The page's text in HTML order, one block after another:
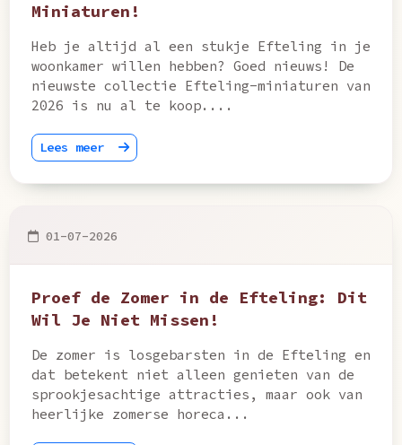
Miniaturen!
Heb je altijd al een stukje Efteling in je
woonkamer willen hebben? Goed nieuws! De
nieuwste collectie Efteling-miniaturen van
2026 is nu al te koop....
Lees meer
01-07-2026
Proef de Zomer in de Efteling: Dit
Wil Je Niet Missen!
De zomer is losgebarsten in de Efteling en
dat betekent niet alleen genieten van de
sprookjesachtige attracties, maar ook van
heerlijke zomerse horeca...